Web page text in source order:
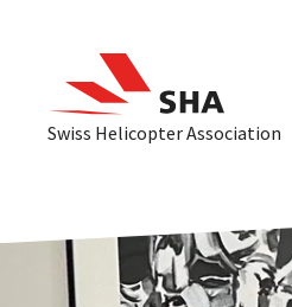
Swiss Helicopter Association